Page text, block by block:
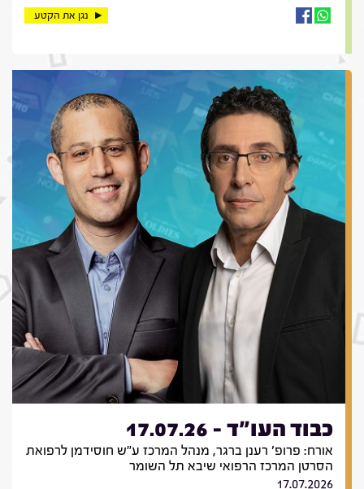
נגן את הקטע
כבוד העו"ד - 17.07.26
אורח: פרופ' רענן ברגר, מנהל המרכז ע"ש חוסידמן לרפואת
הסרטן המרכז הרפואי שיבא תל השומר
17.07.2026